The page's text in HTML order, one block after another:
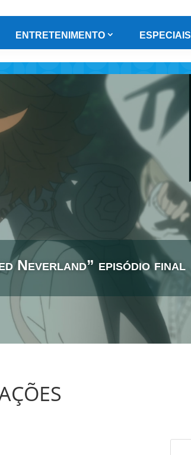
ENTRETENIMENTO ESPECIAIS
Neverland” episódio final